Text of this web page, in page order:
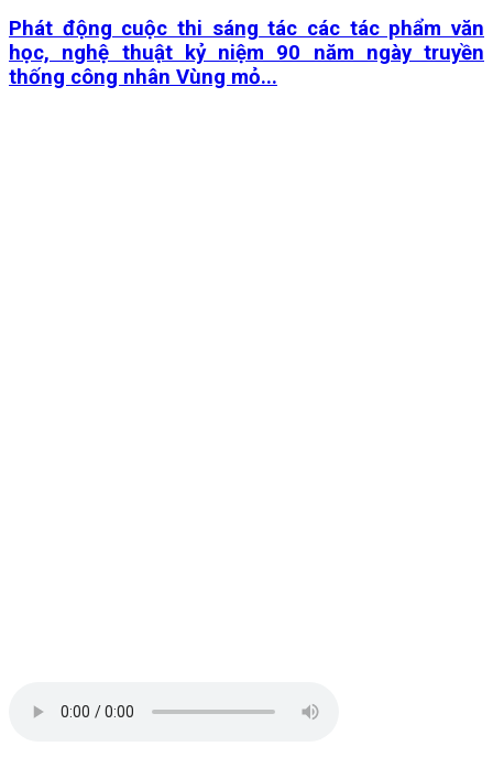
Phát động cuộc thi sáng tác các tác phẩm văn
học, nghệ thuật kỷ niệm 90 năm ngày truyền
thống công nhân Vùng mỏ...